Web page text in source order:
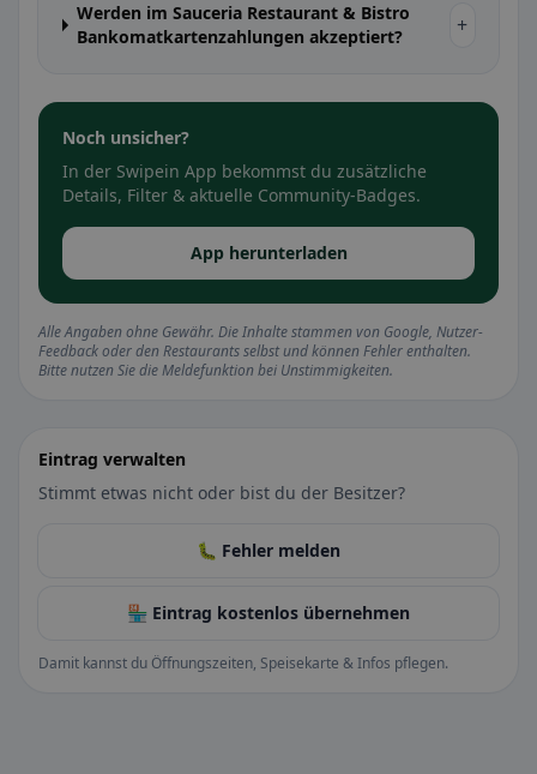
Werden im Sauceria Restaurant & Bistro
Bankomatkartenzahlungen akzeptiert?
+
Noch unsicher?
In der Swipein App bekommst du zusätzliche
Details, Filter & aktuelle Community-Badges.
App herunterladen
Alle Angaben ohne Gewähr. Die Inhalte stammen von Google, Nutzer-
Feedback oder den Restaurants selbst und können Fehler enthalten.
Bitte nutzen Sie die Meldefunktion bei Unstimmigkeiten.
Eintrag verwalten
Stimmt etwas nicht oder bist du der Besitzer?
🐛 Fehler melden
🏪 Eintrag kostenlos übernehmen
Damit kannst du Öffnungszeiten, Speisekarte & Infos pflegen.